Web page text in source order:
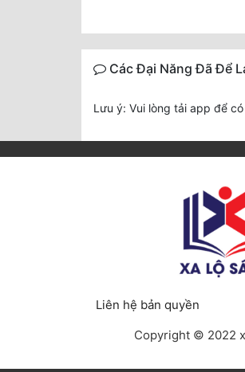
Các Đại Năng Đã Để
Lưu ý: Vui lòng tải app để
Liên hệ bản quyền
Copyright © 2022